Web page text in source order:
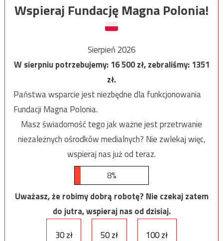
Wspieraj Fundację Magna Polonia!
Sierpień 2026
W sierpniu potrzebujemy:16 500zł, zebraliśmy:1351
zł.
Państwa wsparcie jest niezbędne dla funkcjonowania
Fundacji Magna Polonia.
Masz świadomość tego jak ważne jest przetrwanie
niezależnych ośrodków medialnych? Nie zwlekaj więc,
wspieraj nas już od teraz.
8%
Uważasz, że robimy dobrą robotę? Nie czekaj zatem
do jutra, wspieraj nas od dzisiaj.
30 zł
50 zł 100 zł